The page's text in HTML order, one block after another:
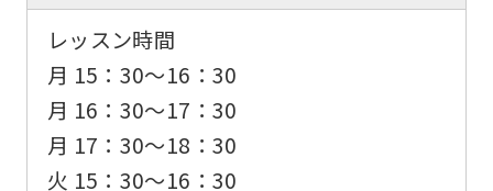
レッスン時間
月 15：30〜16：30
月 16：30〜17：30
月 17：30〜18：30
火 15：30〜16：30